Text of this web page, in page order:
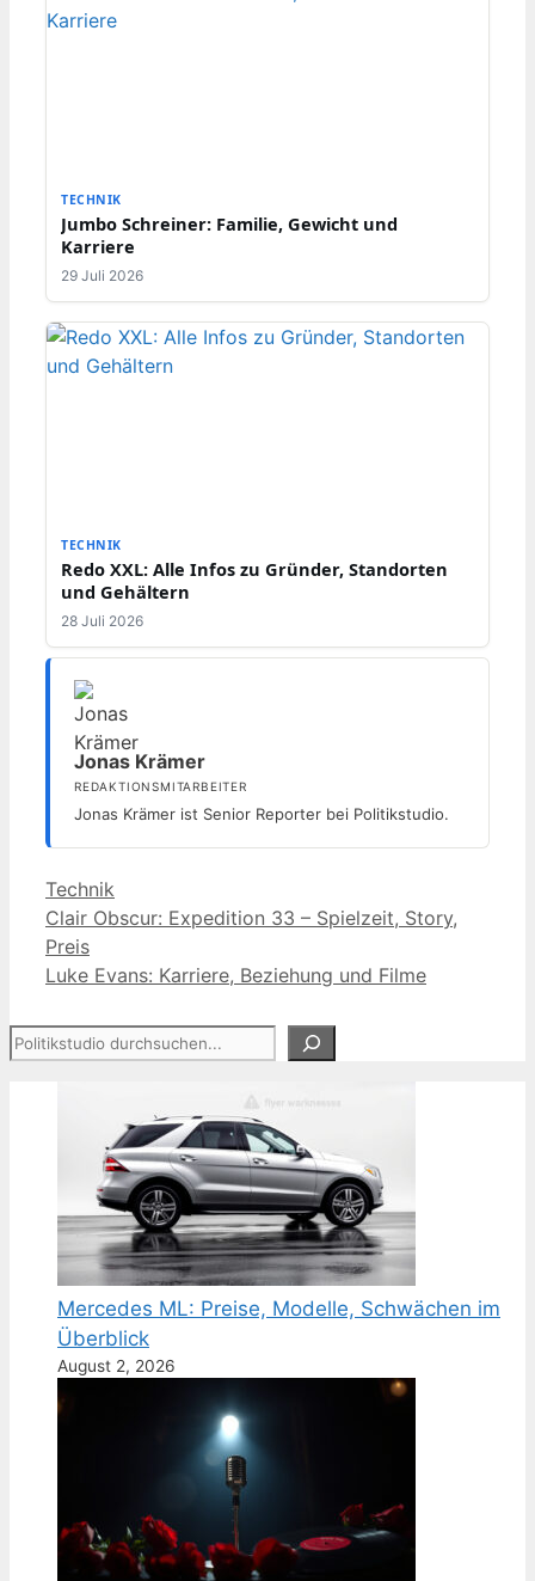
TECHNIK
Jumbo Schreiner: Familie, Gewicht und
Karriere
29 Juli 2026
TECHNIK
Redo XXL: Alle Infos zu Gründer, Standorten
und Gehältern
28 Juli 2026
Jonas Krämer
REDAKTIONSMITARBEITER
Jonas Krämer ist Senior Reporter bei Politikstudio.
Kategorien
Technik
Clair Obscur: Expedition 33 – Spielzeit, Story,
Preis
Luke Evans: Karriere, Beziehung und Filme
Suchen
Mercedes ML: Preise, Modelle, Schwächen im
Überblick
August 2, 2026